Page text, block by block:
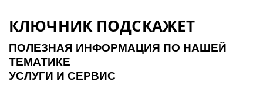
КЛЮЧНИК ПОДСКАЖЕТ
ПОЛЕЗНАЯ ИНФОРМАЦИЯ ПО НАШЕЙ
ТЕМАТИКЕ
УСЛУГИ И СЕРВИС